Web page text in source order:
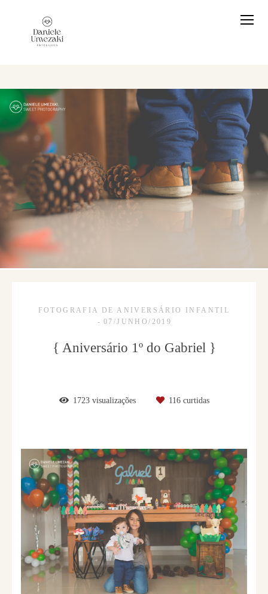
FOTOGRAFIA DE ANIVERSÁRIO INFANTIL
07/JUNHO/2019
{ Aniversário 1º do Gabriel }
1723visualizações 116curtidas